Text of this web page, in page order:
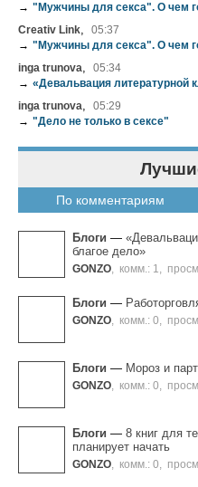
→ "Мужчины для секса". О чем
Creativ Link, 05:37
→ "Мужчины для секса". О чем
inga trunova, 05:34
→ «Девальвация литературной
inga trunova, 05:29
→ "Дело не только в сексе"
По комментариям
Блоги —
благое дело»
GONZO комм.: 1
Блоги —
GONZO комм.: 0
Блоги — Мороз и
GONZO комм.: 0
Блоги — 8 книг для
планирует начать
GONZO комм.: 0